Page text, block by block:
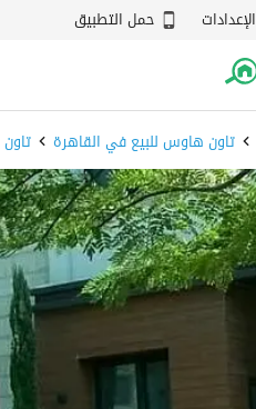
الإعدادات حمل التطبيق
تاون هاوس للبيع في القاهرة